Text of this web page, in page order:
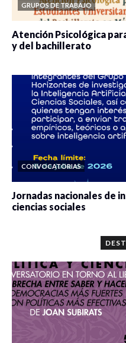
GRUPOS DE TRABAJO
Atención Psicológica
y del bachillerato
CONVOCATORIAS
Jornadas nacionales de
ciencias sociales